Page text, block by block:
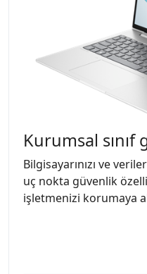
Kurumsal sınıf
Bilgisayarınızı ve
uç nokta güvenlik
işletmenizi korumaya